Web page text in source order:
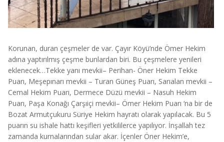
Korunan, duran çeşmeler de var. Çayır Köyü’nde Ömer Hekim
adına yaptırılmış çeşme bunlardan biri. Bu çeşmelere yenileri
eklenecek…Tekke yanı mevkii– Perihan- Öner Hekim Tekke
Puarı, Meşepınarı mevkii – Turan Güneş Puarı, Sarıalan mevkii –
Cemal Hekim Puarı, Dermece Düzü mevkii – Nasuh Hekim
Puarı, Paşa Konağı Çarşıiçi mevkii– Ömer Hekim Puarı ‘na bir de
Bozat Armutçukuru Süriye Hekim hayratı olarak yapılacak. Bu 5
puarın su ishale hattı keşifleri yetkililerce yapılıyor. İnşallah tez
zamanda kurnalarından sular akar. İçenler Öner Hekim’e,